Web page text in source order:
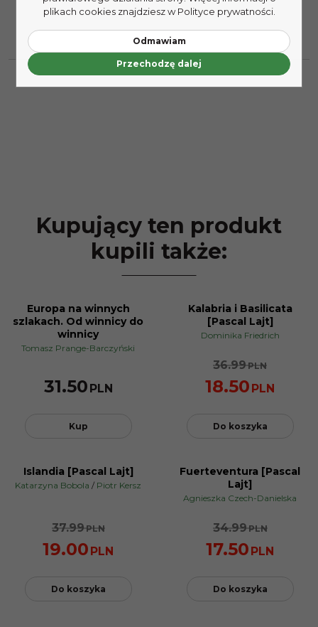
Kupujący ten produkt
kupili także:
Europa na winnych
szlakach. Od winnicy do
winnicy
Tomasz Prange-Barczyński
31.50 PLN
Kup
PROMOCJA
Kalabria i Basilicata
[Pascal Lajt]
Dominika Friedrich
36.99PLN
18.50 PLN
Do koszyka
PROMOCJA
Islandia [Pascal Lajt]
Katarzyna Bobola / Piotr Kersz
37.99PLN
19.00 PLN
Do koszyka
Fuerteventura [Pascal
Lajt]
Agnieszka Czech-Danielska
34.99PLN
17.50 PLN
Do koszyka
plikach cookies znajdziesz w Polityce prywatności.
Odmawiam
Przechodzę dalej